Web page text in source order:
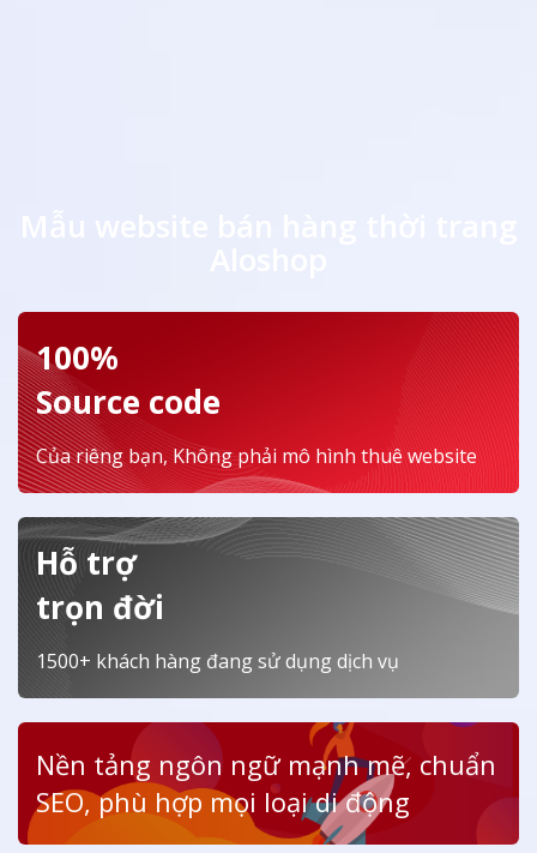
100%
Source code
Của riêng bạn, Không phải mô hình thuê website
Hỗ trợ
trọn đời
1500+ khách hàng đang sử dụng dịch vụ
Nền tảng ngôn ngữ mạnh mẽ, chuẩn
SEO, phù hợp mọi loại di động